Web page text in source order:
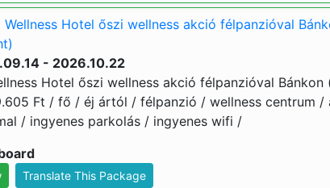
Hotel őszi wellness akció félpanzióval
- 2026.10.22
Hotel őszi wellness akció félpanzióval Bánkon
Ft / fő / éj ártól / félpanzió / wellness centrum /
/ ingyenes parkolás / ingyenes wifi /
Translate This Package